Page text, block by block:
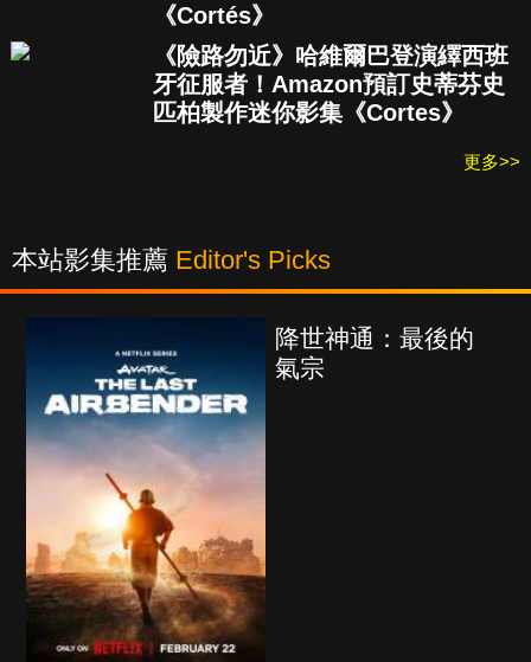
《Cortés》
《險路勿近》哈維爾巴登演繹西班
牙征服者！Amazon預訂史蒂芬史
匹柏製作迷你影集《Cortes》
更多>>
本站影集推薦 Editor's Picks
降世神通：最後的
氣宗